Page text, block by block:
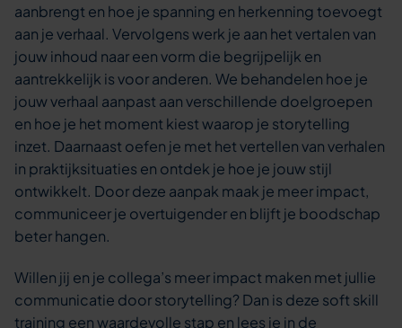
aanbrengt en hoe je spanning en herkenning toevoegt
aan je verhaal. Vervolgens werk je aan het vertalen van
jouw inhoud naar een vorm die begrijpelijk en
aantrekkelijk is voor anderen. We behandelen hoe je
jouw verhaal aanpast aan verschillende doelgroepen
en hoe je het moment kiest waarop je storytelling
inzet. Daarnaast oefen je met het vertellen van verhalen
in praktijksituaties en ontdek je hoe je jouw stijl
ontwikkelt. Door deze aanpak maak je meer impact,
communiceer je overtuigender en blijft je boodschap
beter hangen.
Willen jij en je collega’s meer impact maken met jullie
communicatie door storytelling? Dan is deze soft skill
training een waardevolle stap en lees je in de